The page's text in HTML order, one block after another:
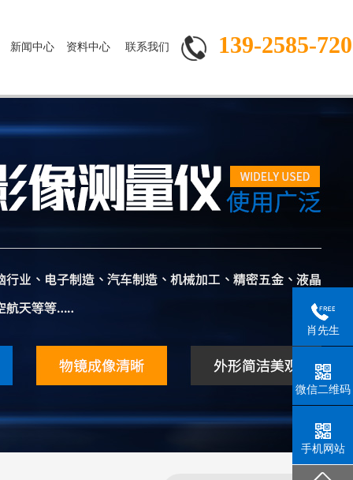
139-2585-
新闻中心 资料中心 联系我们
肖先生
微信二维码
手机网站